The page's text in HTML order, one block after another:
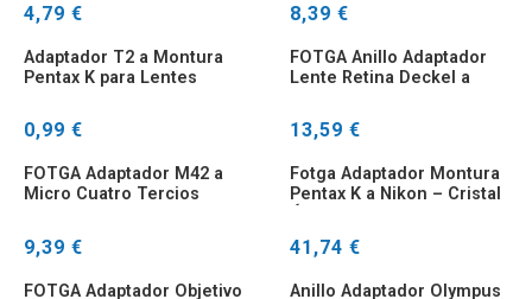
4,79 € 8,39 €
Adaptador T2 a Montura
Pentax K para Lentes
0,99 €
FOTGA Anillo Adaptador
Lente Retina Deckel a
13,59 €
FOTGA Adaptador M42 a
Micro Cuatro Tercios
9,39 €
Fotga Adaptador Montura
Pentax K a Nikon – Cristal
41,74 €
FOTGA Adaptador Objetivo
Anillo Adaptador Olympus